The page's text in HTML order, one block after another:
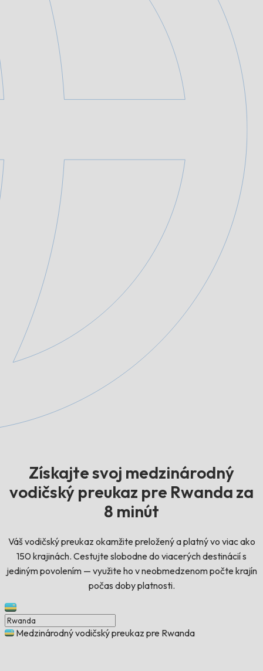
Získajte svoj medzinárodný
vodičský preukaz pre Rwanda za
8 minút
Váš vodičský preukaz okamžite preložený a platný vo viac ako
150 krajinách. Cestujte slobodne do viacerých destinácií s
jediným povolením — využite ho v neobmedzenom počte krajín
počas doby platnosti.
Medzinárodný vodičský preukaz pre Rwanda